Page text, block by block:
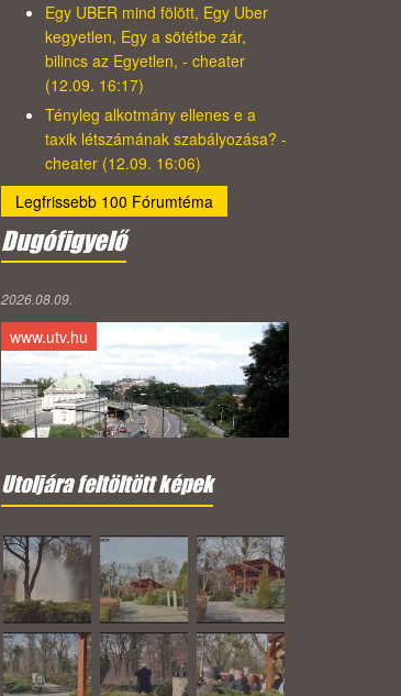
Egy UBER mind fölött, Egy Uber
kegyetlen, Egy a sötétbe zár,
bilincs az Egyetlen, - cheater
(12.09. 16:17)
Tényleg alkotmány ellenes e a
taxik létszámának szabályozása? -
cheater (12.09. 16:06)
Legfrissebb 100 Fórumtéma
Dugófigyelő
2026.08.09.
www.utv.hu
Utoljára feltöltött képek